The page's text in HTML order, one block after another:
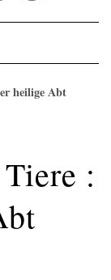
heilige Abt
: